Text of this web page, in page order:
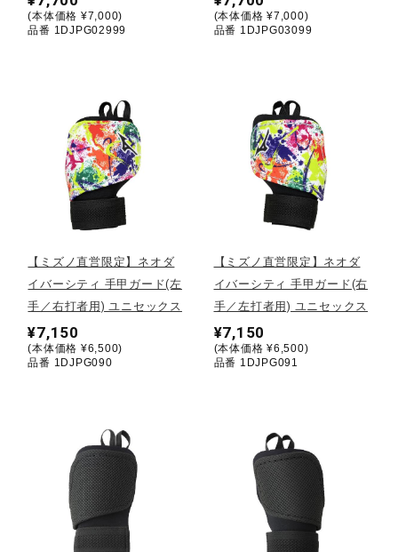
ウォーキングシューズ
インナー
寝具／ミズノスリープ
アウトドア／レイン
サポーター
ジュニア／キッズ
メディカル
(本体価格 ¥7,000)
品番 1DJPG02999
(本体価格 ¥7,000)
品番 1DJPG03099
【ミズノ直営限定】ネオダ
イバーシティ 手甲ガード(左
手／右打者用) ユニセックス
¥7,150
(本体価格 ¥6,500)
品番 1DJPG090
【ミズノ直営限定】ネオダ
イバーシティ 手甲ガード(右
手／左打者用) ユニセックス
¥7,150
(本体価格 ¥6,500)
品番 1DJPG091